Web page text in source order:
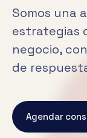
Somos una
estrategias
negocio,
de
Agendar